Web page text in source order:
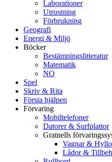
Laborationer
Utrustning
Förbrukning
Geografi
Energi & Miljö
Böcker
Bestämningslitteratur
Matematik
NO
Spel
Skriv & Rita
Första hjälpen
Förvaring
Mobiltelefoner
Datorer & Surfplattor
Gratnells
Vagnar &
Lådor &